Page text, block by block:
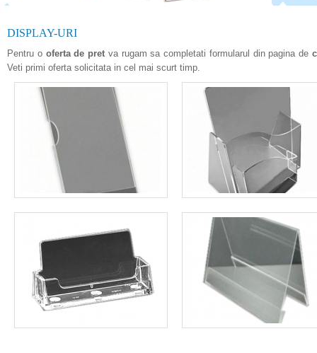
DISPLAY-URI
Pentru o oferta de pret va rugam sa completati formularul din pagina de
Veti primi oferta solicitata in cel mai scurt timp.